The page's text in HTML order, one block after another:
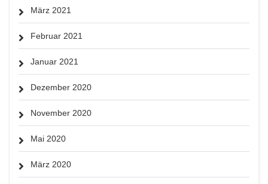
März 2021
Februar 2021
Januar 2021
Dezember 2020
November 2020
Mai 2020
März 2020